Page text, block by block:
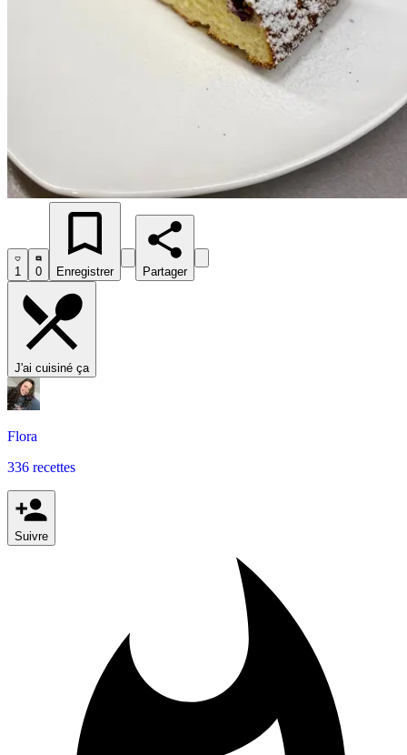
1 0 Enregistrer Partager
J'ai cuisiné ça
Flora
336 recettes
Suivre